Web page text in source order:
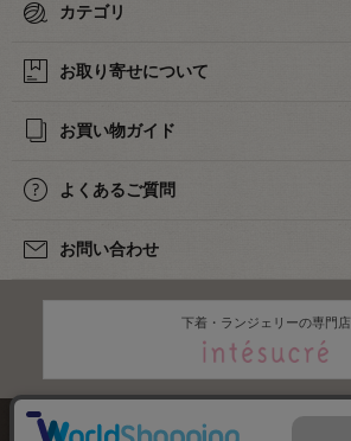
カテゴリ
お取り寄せについて
お買い物ガイド
よくあるご質問
お問い合わせ
下着・ランジェリーの専門店